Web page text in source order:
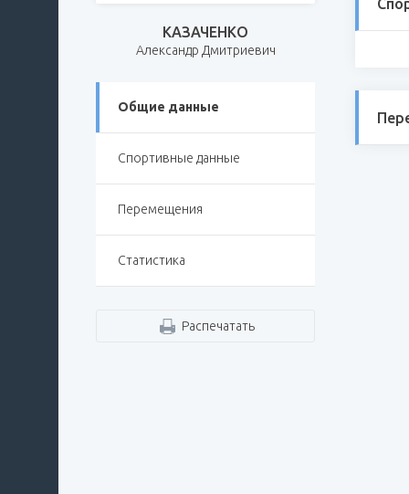
КАЗАЧЕНКО
Александр Дмитриевич
Общие данные
Спортивные данные
Перемещения
Статистика
Распечатать